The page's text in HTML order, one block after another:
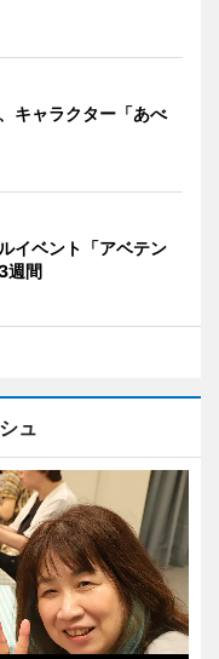
キャラクター「あべ
イベント「アベテン
週間
ュ